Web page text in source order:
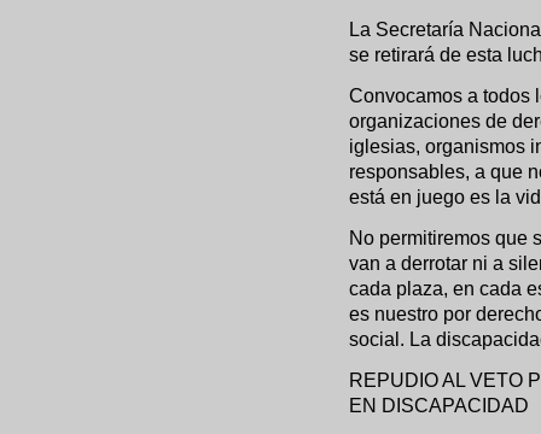
La Secretaría
se retirará de esta
Convocamos a todos
organizaciones de
iglesias, organismos
responsables, a que
está en juego es la
No permitiremos que
van a derrotar ni a
cada plaza, en cada
es nuestro por
social. La
REPUDIO AL VETO
EN DISCAPACIDAD